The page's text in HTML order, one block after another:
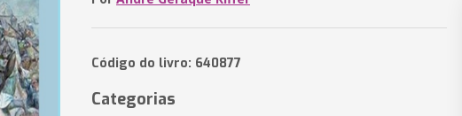
Código do livro: 640877
Categorias